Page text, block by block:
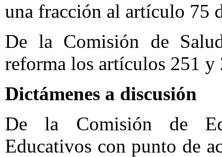
una fracción al artículo 75
De la Comisión de
reforma los artículos 251 y
Dictámenes a discusión
De la Comisión de
Educativos con punto de